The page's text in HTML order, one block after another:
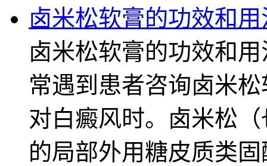
卤米松软膏的功效和用
卤米松软膏的功效和
常遇到患者咨询卤米
对白癜风时。卤米松
的局部外用糖皮质类